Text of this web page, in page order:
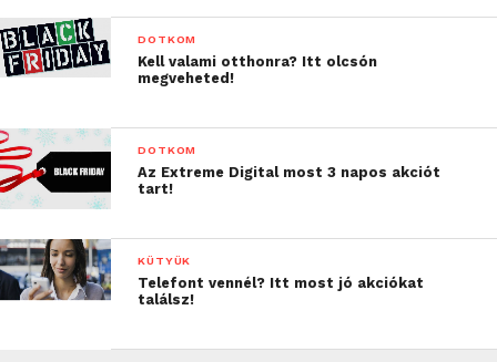
DOTKOM
Kell valami otthonra? Itt olcsón
megveheted!
DOTKOM
Az Extreme Digital most 3 napos akciót
tart!
KÜTYÜK
Telefont vennél? Itt most jó akciókat
találsz!